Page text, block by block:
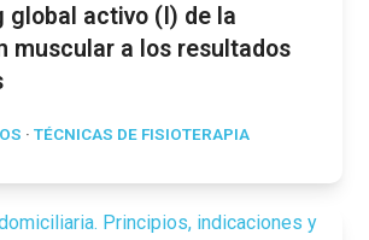
global activo (I) de la
muscular a los resultados
·TÉCNICAS DE FISIOTERAPIA